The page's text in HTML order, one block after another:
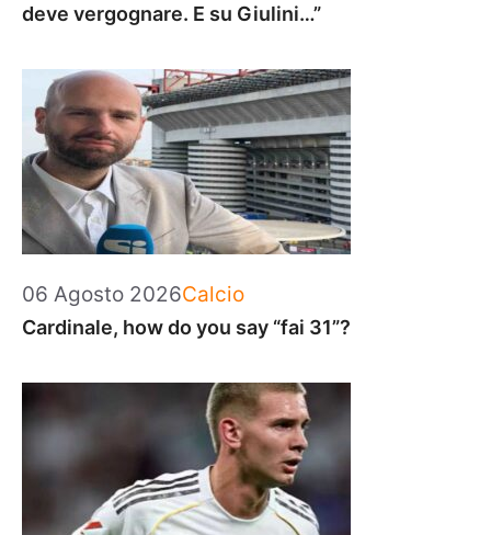
deve vergognare. E su Giulini…”
06 Agosto 2026Categorie
Calcio
Cardinale, how do you say “fai 31”?